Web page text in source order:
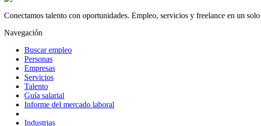
Conectamos talento con oportunidades. Empleo, servicios y freelance en un
Navegación
Buscar empleo
Personas
Empresas
Servicios
Talento
Guía salarial
Informe del mercado laboral
Industrias